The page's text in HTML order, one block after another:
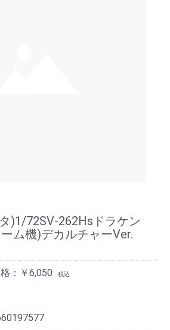
)1/72SV-262Hsドラケン
ム機)デカルチャーVer.
：￥6,050 税込